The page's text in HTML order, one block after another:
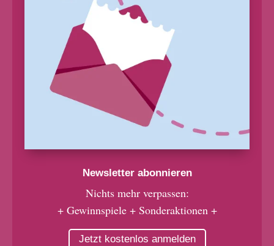
Newsletter abonnieren
Nichts mehr verpassen:
+ Gewinnspiele + Sonderaktionen +
Jetzt kostenlos anmelden